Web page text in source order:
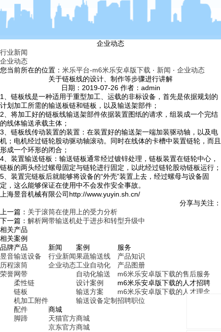
企业动态
行业新闻
企业动态
您当前所在的位置： 米乐平台-m6米乐安卓版下载 · 新闻 · 企业动态
关于链板线的设计、制作等步骤进行讲解
日期：2019-07-26 作者：admin
1、链板线是一种适用于重型加工、运载的非标设备，首先是依据规划的
计划加工所需的输送板链和链板，以及输送架部件；
2、将加工好的链板线输送架部件依据装置图纸的请求，组装成一个完结
的线体输送承载主体；
3、链板线传动装置的装置：在装置好的输送架一端加装驱动轴，以及电
机；电机经过链轮股动驱动轴滚动。同时在线体的卡槽中装置链轮，而且
形成一个环形的闭合；
4、装置输送链板：输送链板通常经过镀锌处理，链板装置在链轮中心，
链板的两头经过螺母固定与链轮进行固定，以此经过链轮股动链板运行；
5、装置完链板后就能够将设备的“外壳”装置上去，经过螺母与设备固
定，这么能够保证在使用中不会发作安全事故。
上海昱音机械有限公司http://www.yuyin.sh.cn/
分享与关注：
上一篇： 关于滚筒在使用上的受力分析
下一篇： 解析网带输送机处于进步和转型升级中
相关产品
相关案例
品牌
昱音
历程
荣誉
产品
输送设备
滚筒
网带
柔性链
链板
机加工附件
配件
脚蹄
新闻
行业新闻
企业动态
案例
果蔬输送线
工业自动化
自动化输送
设计案例
输送方案
输送设备定制
服务
产品知识
产品图册
m6米乐安卓版下载的售后服务
m6米乐安卓版下载的人才招聘
m6米乐安卓版下载的人才理念
招聘职位
商城
天猫官方商城
京东官方商城